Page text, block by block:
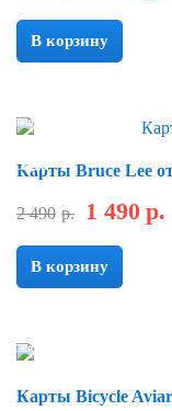
В корзину
Новинка
Скидка
Карты Bruce Lee
2 490 р. 1 490 р.
В корзину
Скидка
Карты Bicycle